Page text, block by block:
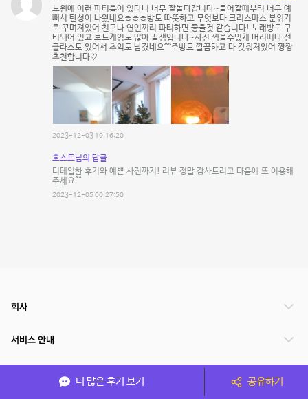
노원에 이런 파티룸이 있다니 너무 잘놀다갑니다~들어갈때부터 너무 예
뻐서 탄성이 나왔네요ㅎㅎㅎ방도 따뜻하고 무엇보다 크리스마스 분위기
로 꾸며져있어 친구나 연인끼리 파티하면 좋을것 같습니다! 노래방도 구
비되어 있고 보드게임도 많아 꿀잼입니다~사진 찍을수있게 머리띠나 선
글라스도 있어서 추억도 남겼네요^^주방도 깔끔하고 다 갖춰져있어 짱짱
추천합니다♡
2023-12-03 19:16:20
호스트님의 답글
디테일한 후기와 예쁜 사진까지! 리뷰 정말 감사드리고 다음에 또 이용해
주세요^^
2023-12-05 00:27:50
더 많은 후기 보기 공유하기
회사
서비스 안내